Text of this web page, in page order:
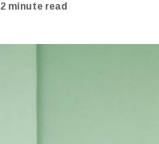
2 minute read